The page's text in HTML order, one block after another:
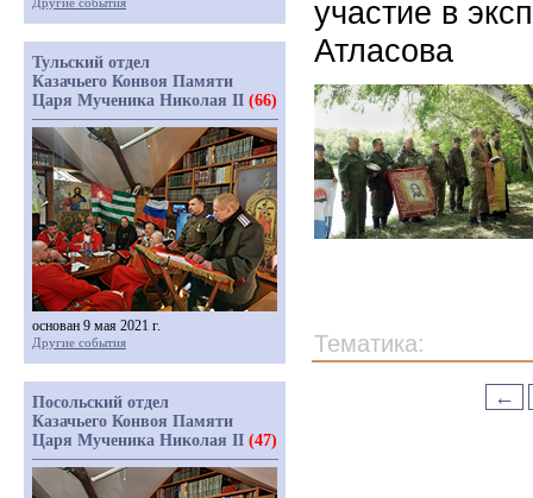
участие в
Атласова
Тематика:
←
Тульский отдел
Казачьего Конвоя Памяти
Царя Мученика Николая II (66)
основан 9 мая 2021 г.
Другие события
Посольский отдел
Казачьего Конвоя Памяти
Царя Мученика Николая II (47)